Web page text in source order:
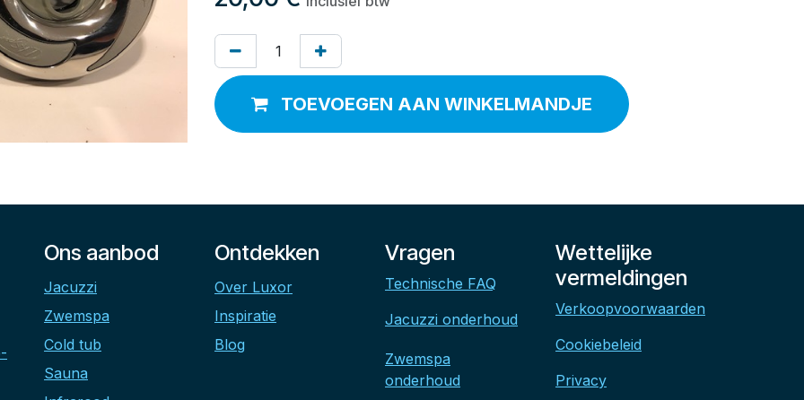
TOEVOEGEN AAN WINKELMANDJE
Ons aanbod
Jacuzzi
Zwemspa
Cold tub
Sauna
Ontdekken
Over Luxor
Inspiratie
Blog
Vragen
Technische FAQ
Jacuzzi onderhoud
Zwemspa
onderhoud
Wettelijke
vermeldingen
Verkoopvoorwaarden
Cookiebeleid
Privacy